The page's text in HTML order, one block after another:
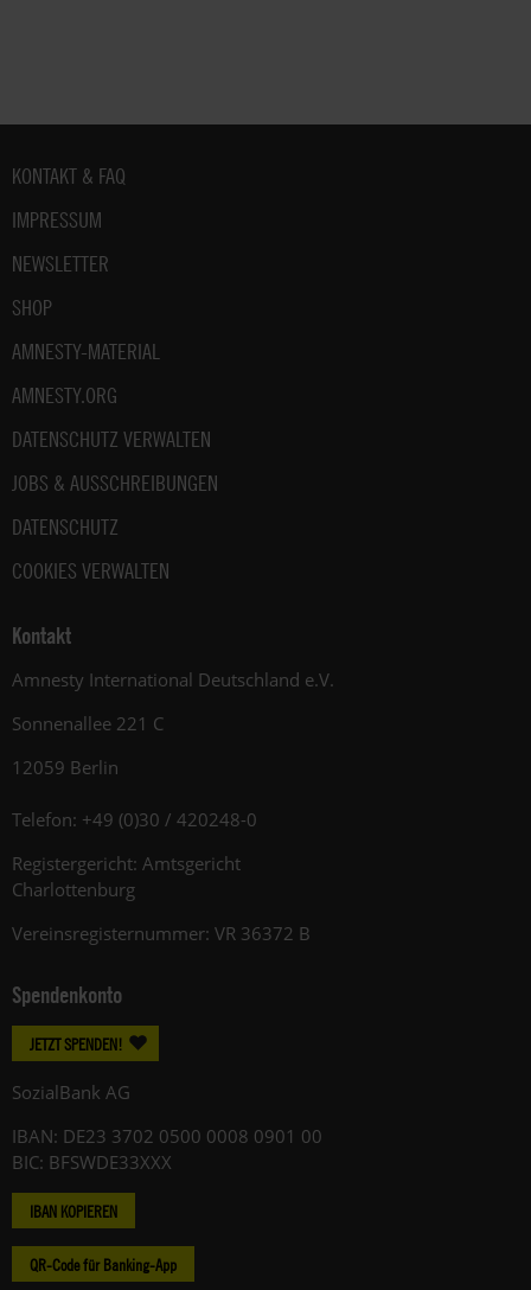
Fußbereich
KONTAKT & FAQ
IMPRESSUM
NEWSLETTER
SHOP
AMNESTY-MATERIAL
AMNESTY.ORG
DATENSCHUTZ VERWALTEN
JOBS & AUSSCHREIBUNGEN
DATENSCHUTZ
COOKIES VERWALTEN
Kontakt
Amnesty International Deutschland e.V.
Sonnenallee 221 C
12059 Berlin
Telefon: +49 (0)30 / 420248-0
Registergericht: Amtsgericht
Charlottenburg
Vereinsregisternummer: VR 36372 B
Spendenkonto
JETZT SPENDEN!
SozialBank AG
IBAN: DE23 3702 0500 0008 0901 00
BIC: BFSWDE33XXX
IBAN KOPIEREN
QR-Code für Banking-App